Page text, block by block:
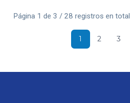
Página 1 de 3 / 28 registros en total
1 2 3